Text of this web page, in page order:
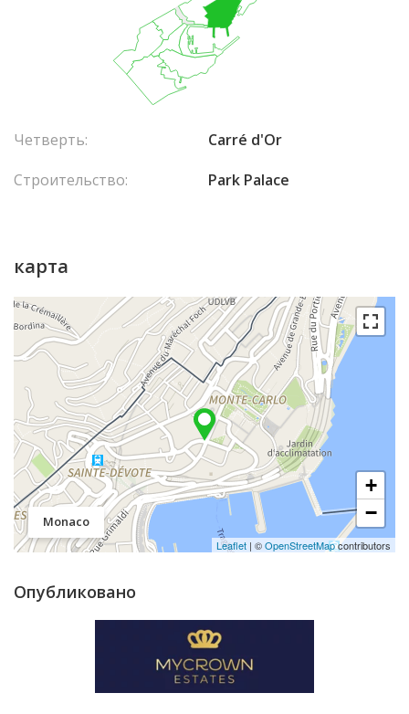
Четверть:
Carré d'Or
Строительство:
Park Palace
карта
Monaco
+
−
Leaflet | ©OpenStreetMapcontributors
Опубликовано